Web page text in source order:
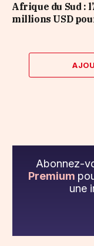
Afrique du Sud :
millions USD
Abonnez-
Premium
une